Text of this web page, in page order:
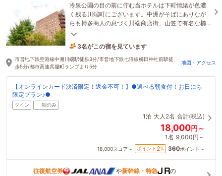
冷泉公園の目の前に佇む当ホテルは下町情緒が色濃
く残る川端町にございます。中洲がそばにありなが
らも博多商人の息づく川端商店街、山笠で有名な櫛
田神社等、街の中心にありながら博多の文化も愉し
3名がこの宿を見ています
10分前に予約されました
市営地下鉄空港線中洲川端駅徒歩3分/市営地下鉄七隈線櫛田神社前駅徒
歩5分/都市高速呉服町ランプより5分
地図・アクセス
【オンラインカード決済限定！返金不可！】●選べる朝食付！お日にち
限定プラン♪●
ツイン 朝のみ
1泊 大人2名 合計(税込)
18,000円～
1名 9,000円～
18,000スコア～ ポイント 2% 360ポイント～
往復航空券 や新幹線・特急
の